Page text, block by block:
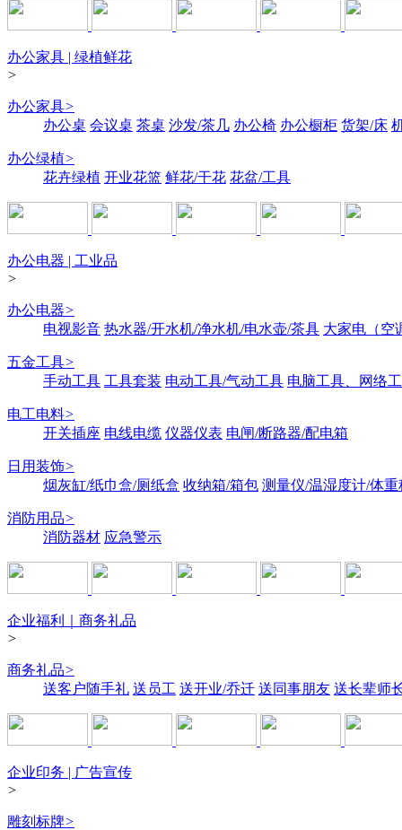
办公家具 | 绿植鲜花
>
办公家具>
办公桌 会议桌 茶桌 沙发/茶几 办公椅 办公橱柜 货架/床
办公绿植>
花卉绿植 开业花篮 鲜花/干花 花盆/工具
办公电器 | 工业品
>
办公电器>
电视影音 热水器/开水机/净水机/电水壶/茶具 大家电（空
五金工具>
手动工具 工具套装 电动工具/气动工具 电脑工具、网络
电工电料>
开关插座 电线电缆 仪器仪表 电闸/断路器/配电箱
日用装饰>
烟灰缸/纸巾盒/厕纸盒 收纳箱/箱包 测量仪/温湿度计/体重
消防用品>
消防器材 应急警示
企业福利｜商务礼品
>
商务礼品>
送客户随手礼 送员工 送开业/乔迁 送同事朋友 送长辈师
企业印务 | 广告宣传
>
雕刻标牌>